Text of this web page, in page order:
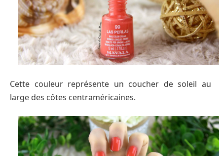
Cette couleur représente un coucher de soleil au
large des côtes centraméricaines.